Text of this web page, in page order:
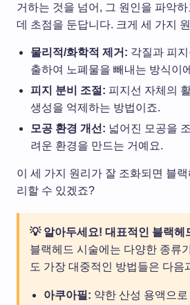
거하는 것을 넘어, 그 원인을 파악
데 초점을 둔답니다. 크게 세 가지
물리적/화학적 제거: 각질과 피
출하여 노폐물을 빼내는 방식이
피지 분비 조절: 피지선 자체의
생성을 억제하는 방법이죠.
모공 환경 개선: 넓어진 모공을
려운 환경을 만드는 거예요.
이 세 가지 원리가 잘 조화되면 블
리할 수 있겠죠?
💡 알아두세요! 대표적인 블랙헤
블랙헤드 시술에는 다양한 종류
도 가장 대중적인 방법들은 다음
아쿠아필: 약한 산성 용액으